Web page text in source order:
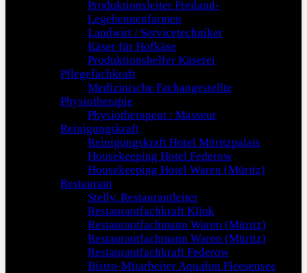
Produktionsleiter Freiland-
Legehennenfarmen
Landwirt / Servicetechniker
Käser für Hofkäse
Produktionshelfer Käserei
Pflegefachkraft
Medizinische Fachangestellte
Physiotherapie
Physiotherapeut / Masseur
Reinigungskraft
Reinigungskraft Hotel Müritzpalais
Housekeeping Hotel Federow
Housekeeping Hotel Waren (Müritz)
Restaurant
Stellv. Restaurantleiter
Restaurantfachkraft Klink
Restaurantfachmann Waren (Müritz)
Restaurantfachmann Waren (Müritz)
Restaurantfachkraft Federow
Bistro-Mitarbeiter Aquafun Fleesensee